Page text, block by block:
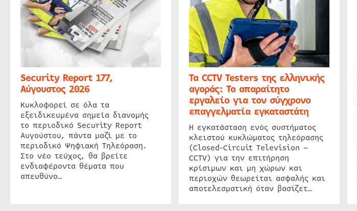
Security Report 177,
Αύγουστος 2026
Κυκλοφορεί σε όλα τα
εξειδικευμένα σημεία διανομής
το περιοδικό Security Report
Αυγούστου, πάντα μαζί με το
περιοδικό Ψηφιακή Τηλεόραση.
Στο νέο τεύχος, θα βρείτε
ενδιαφέροντα θέματα που
απευθύνο…
Τα CCTV Testers της ελληνικής
αγοράς: Το απαραίτητο
εργαλείο για τον σύγχρονο
επαγγελματία εγκαταστάτη
Η εγκατάσταση ενός συστήματος
κλειστού κυκλώματος τηλεόρασης
(Closed-Circuit Television –
CCTV) για την επιτήρηση
κρίσιμων και μη χώρων και
περιοχών θεωρείται ασφαλής και
αποτελεσματική όταν βασίζετ…